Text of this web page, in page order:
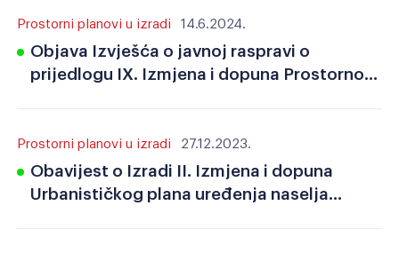
Prostorni planovi u izradi 14.6.2024.
Objava Izvješća o javnoj raspravi o
prijedlogu IX. Izmjena i dopuna Prostornog
Prostorni planovi u izradi 27.12.2023.
Obavijest o Izradi II. Izmjena i dopuna
Urbanističkog plana uređenja naselja